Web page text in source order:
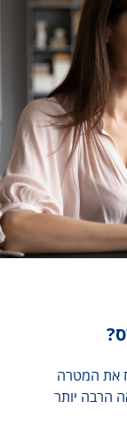
כרמית
כלים
ואני שמח